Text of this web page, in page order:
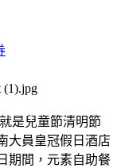
是兒童節清明節
大員皇冠假日酒店
期間，元素自助餐